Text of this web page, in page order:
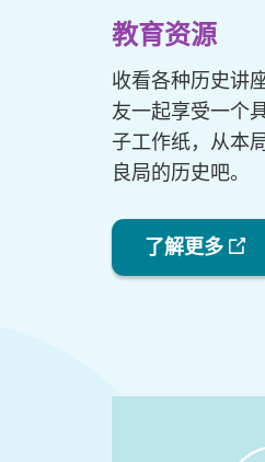
教育资源
收看各种历史讲
友一起享受一个
子工作纸，从本
良局的历史吧。
了解更多